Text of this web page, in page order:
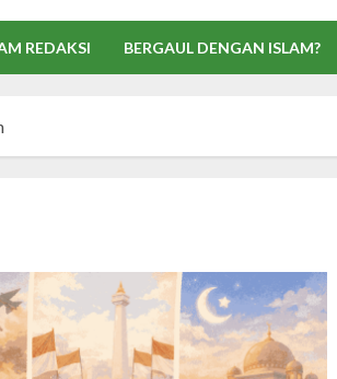
REDAKSI BERGAUL DENGAN ISLAM?